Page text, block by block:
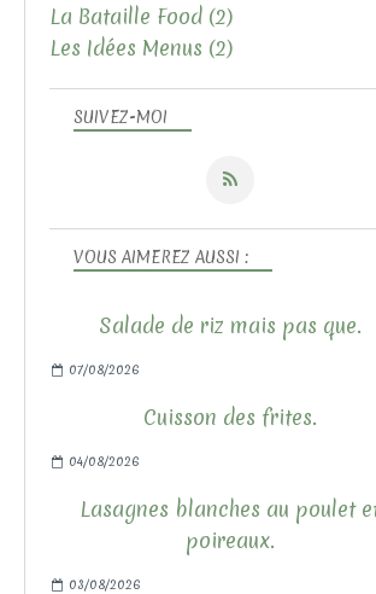
SUIVEZ-MOI
VOUS AIMEREZ AUSSI :
Salade de riz mais pas que.
07/08/2026
Cuisson des frites.
04/08/2026
Lasagnes blanches au poulet
poireaux.
03/08/2026
La Bataille Food (2)
Les Idées Menus (2)